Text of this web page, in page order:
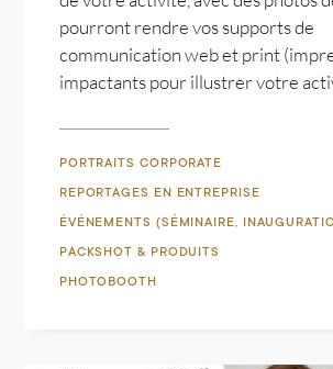
pourront rendre vos supports de
communication web et print
impactants pour illustrer votre
PORTRAITS CORPORATE
REPORTAGES EN ENTREPRISE
ÉVÉNEMENTS (SÉMINAIRE,
PACKSHOT & PRODUITS
PHOTOBOOTH